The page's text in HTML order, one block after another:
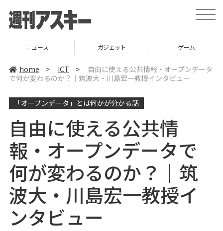
t
o
v
ニュース ガジェット ゲーム
home > ICT >
自由に使える公共情報・オープンデータ
で何が変わるのか？｜筑波大・川島宏一教授インタビュー
「オープンデータ」とは何かが分かる話
自由に使える公共情
報・オープンデータで
何が変わるのか？｜筑
波大・川島宏一教授イ
ンタビュー